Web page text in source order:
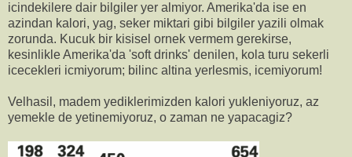
icindekilere dair bilgiler yer almiyor. Amerika'da ise en
azindan kalori, yag, seker miktari gibi bilgiler yazili olmak
zorunda. Kucuk bir kisisel ornek vermem gerekirse,
kesinlikle Amerika'da 'soft drinks' denilen, kola turu sekerli
icecekleri icmiyorum; bilinc altina yerlesmis, icemiyorum!
Velhasil, madem yediklerimizden kalori yukleniyoruz, az
yemekle de yetinemiyoruz, o zaman ne yapacagiz?